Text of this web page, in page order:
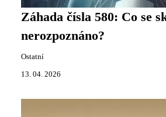
Záhada čísla 580: Co se
nerozpoznáno?
Ostatní
13. 04. 2026